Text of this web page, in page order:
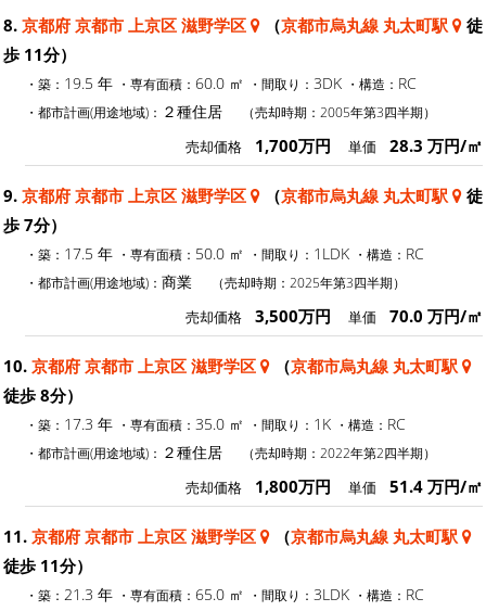
8. 京都府 京都市 上京区 滋野学区 （京都市烏丸線 丸太町駅
徒
歩 11分）
・築： 19.5 年 ・専有面積： 60.0 ㎡ ・間取り： 3DK ・構造： RC
・都市計画(用途地域)： ２種住居 （売却時期：2005年第3四半期）
売却価格 1,700万円 単価 28.3 万円/㎡
9. 京都府 京都市 上京区 滋野学区 （京都市烏丸線 丸太町駅
徒
歩 7分）
・築： 17.5 年 ・専有面積： 50.0 ㎡ ・間取り： 1LDK ・構造： RC
・都市計画(用途地域)： 商業 （売却時期：2025年第3四半期）
売却価格 3,500万円 単価 70.0 万円/㎡
10. 京都府 京都市 上京区 滋野学区 （京都市烏丸線 丸太町駅
徒歩 8分）
・築： 17.3 年 ・専有面積： 35.0 ㎡ ・間取り： 1K ・構造： RC
・都市計画(用途地域)： ２種住居 （売却時期：2022年第2四半期）
売却価格 1,800万円 単価 51.4 万円/㎡
11. 京都府 京都市 上京区 滋野学区 （京都市烏丸線 丸太町駅
徒歩 11分）
・築： 21.3 年 ・専有面積： 65.0 ㎡ ・間取り： 3LDK ・構造： RC